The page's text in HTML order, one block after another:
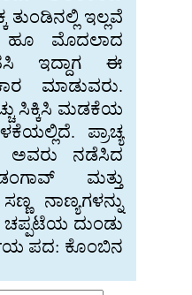
ಇಲ್ಲವೆ
ಹೂ ಮೊದಲಾದ
ಇದ್ದಾಗ ಈ
ಮಾಡುವರು.
ಸಿಕ್ಕಿಸಿ ಮಡಕೆಯ
ಪ್ರಾಚ್ಯ
ಅವರು ನಡೆಸಿದ
ಮತ್ತು
ನಾಣ್ಯಗಳನ್ನು
ಚಪ್ಪಟೆಯ ದುಂಡು
ಪದ: ಕೊಂಬಿನ